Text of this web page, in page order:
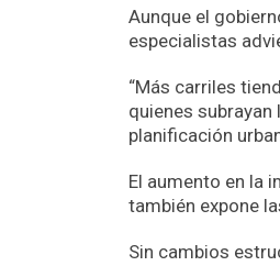
Aunque el
especialistas
“Más carriles
quienes
planificación
El aumento en la
también expone
Sin cambios